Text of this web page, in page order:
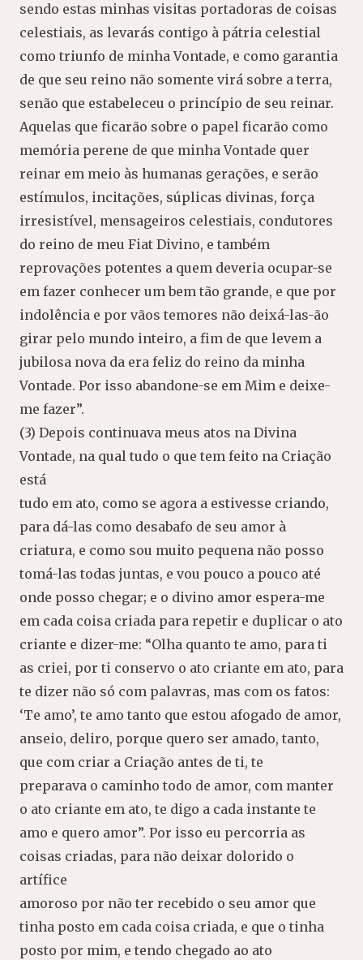
sendo estas minhas visitas portadoras de coisas
celestiais, as levarás contigo à pátria celestial
como triunfo de minha Vontade, e como garantia
de que seu reino não somente virá sobre a terra,
senão que estabeleceu o princípio de seu reinar.
Aquelas que ficarão sobre o papel ficarão como
memória perene de que minha Vontade quer
reinar em meio às humanas gerações, e serão
estímulos, incitações, súplicas divinas, força
irresistível, mensageiros celestiais, condutores
do reino de meu Fiat Divino, e também
reprovações potentes a quem deveria ocupar-se
em fazer conhecer um bem tão grande, e que por
indolência e por vãos temores não deixá-las-ão
girar pelo mundo inteiro, a fim de que levem a
jubilosa nova da era feliz do reino da minha
Vontade. Por isso abandone-se em Mim e deixe-
me fazer”.
(3) Depois continuava meus atos na Divina
Vontade, na qual tudo o que tem feito na Criação
está
tudo em ato, como se agora a estivesse criando,
para dá-las como desabafo de seu amor à
criatura, e como sou muito pequena não posso
tomá-las todas juntas, e vou pouco a pouco até
onde posso chegar; e o divino amor espera-me
em cada coisa criada para repetir e duplicar o ato
criante e dizer-me: “Olha quanto te amo, para ti
as criei, por ti conservo o ato criante em ato, para
te dizer não só com palavras, mas com os fatos:
‘Te amo’, te amo tanto que estou afogado de amor,
anseio, deliro, porque quero ser amado, tanto,
que com criar a Criação antes de ti, te
preparava o caminho todo de amor, com manter
o ato criante em ato, te digo a cada instante te
amo e quero amor”. Por isso eu percorria as
coisas criadas, para não deixar dolorido o
artífice
amoroso por não ter recebido o seu amor que
tinha posto em cada coisa criada, e que o tinha
posto por mim, e tendo chegado ao ato